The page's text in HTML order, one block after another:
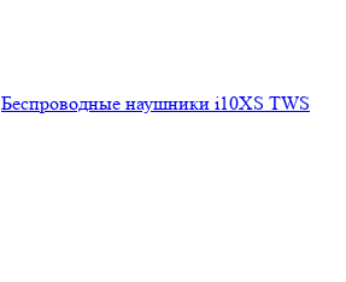
Беспроводные наушники i10XS TWS